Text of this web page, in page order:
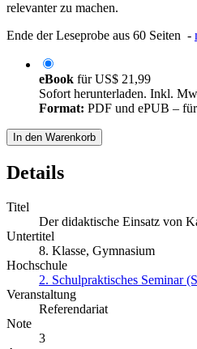
relevanter zu machen.
Ende der Leseprobe aus 60 Seiten -
eBook fürUS$ 21,99
Sofort herunterladen. Inkl.
Format: PDF und ePUB –
In den Warenkorb
Details
Titel
Der didaktische Einsatz von
Untertitel
8. Klasse, Gymnasium
Hochschule
2. Schulpraktisches Seminar
Veranstaltung
Referendariat
Note
3